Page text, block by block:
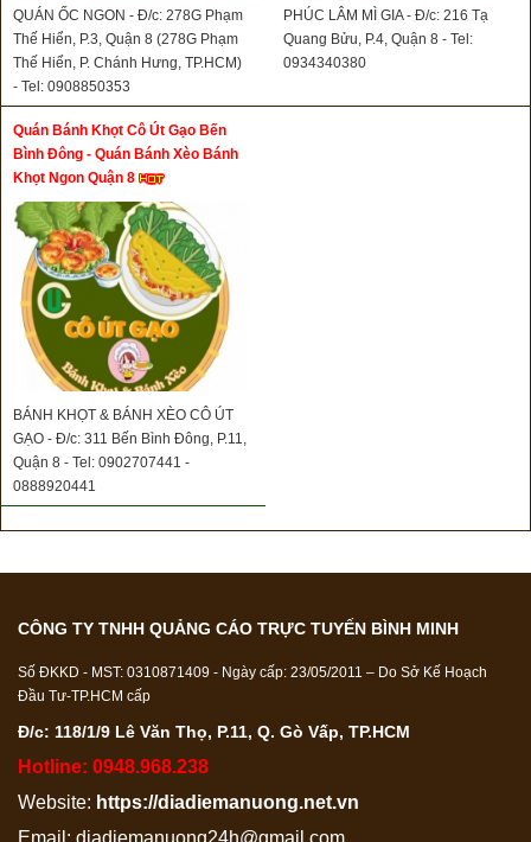
QUÁN ỐC NGON - Đ/c: 278G Phạm
Thế Hiển, P.3, Quận 8 (278G Phạm
Thế Hiển, P. Chánh Hưng, TP.HCM)
- Tel: 0908850353
PHÚC LÂM MÌ GIA - Đ/c: 216 Tạ
Quang Bửu, P.4, Quận 8 - Tel:
0934340380
Quán Bánh Khọt Cô Út Gạo Bến
Bình Đông - Quán Bánh Xèo Bánh
Khọt Ngon Quận 8
BÁNH KHỌT & BÁNH XÈO CÔ ÚT
GẠO - Đ/c: 311 Bến Bình Đông, P.11,
Quận 8 - Tel: 0902707441 -
0888920441
CÔNG TY TNHH QUẢNG CÁO TRỰC TUYẾN BÌNH MINH
Số ĐKKD - MST: 0310871409 - Ngày cấp: 23/05/2011 – Do Sở Kế Hoạch
Đầu Tư-TP.HCM cấp
Đ/c: 118/1/9 Lê Văn Thọ, P.11, Q. Gò Vấp, TP.HCM
Hotline: 0948.968.238
Website: https://diadiemanuong.net.vn